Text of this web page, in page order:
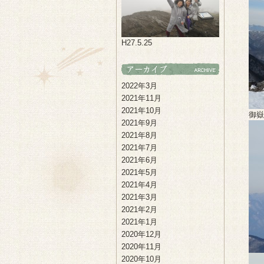
御
H27.5.25
2022年3月
2021年11月
2021年10月
2021年9月
2021年8月
2021年7月
2021年6月
2021年5月
2021年4月
2021年3月
2021年2月
2021年1月
2020年12月
2020年11月
2020年10月